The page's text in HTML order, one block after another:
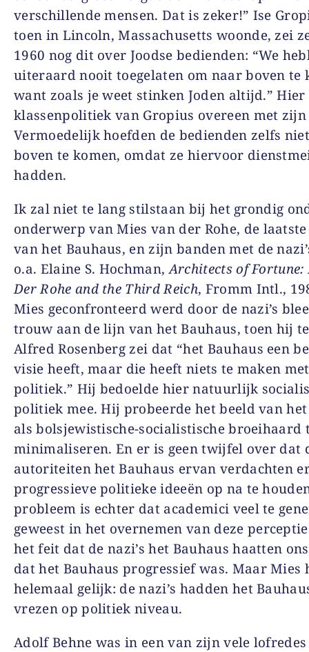
verschillende mensen. Dat is zeker!” Ise
toen in Lincoln, Massachusetts woonde, zei
1960 nog dit over Joodse bedienden: “We
uiteraard nooit toegelaten om naar boven te
want zoals je weet stinken Joden altijd.”
klassenpolitiek van Gropius overeen met
Vermoedelijk hoefden de bedienden zelfs
boven te komen, omdat ze hiervoor
hadden.
Ik zal niet te lang stilstaan bij het grondig
onderwerp van Mies van der Rohe, de
van het Bauhaus, en zijn banden met de
o.a. Elaine S. Hochman,Architects of Fortune:
Der Rohe and the Third Reich, Fromm Intl.,
Mies geconfronteerd werd door de nazi’s
trouw aan de lijn van het Bauhaus, toen hij
Alfred Rosenberg zei dat “het Bauhaus een
visie heeft, maar die heeft niets te maken met
politiek.” Hij bedoelde hier natuurlijk
politiek mee. Hij probeerde het beeld van
als bolsjewistische-socialistische broeihaard
minimaliseren. En er is geen twijfel over dat
autoriteiten het Bauhaus ervan verdachten
progressieve politieke ideeën op na te
probleem is echter dat academici veel te
geweest in het overnemen van deze
het feit dat de nazi’s het Bauhaus haatten
dat het Bauhaus progressief was. Maar Mies
helemaal gelijk: de nazi’s hadden het
vrezen op politiek niveau.
Adolf Behne was in een van zijn vele